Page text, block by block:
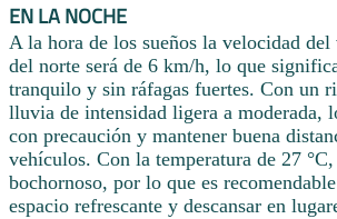
EN LA NOCHE
A la hora de los sueños la velocidad
del norte será de 6 km/h, lo que
tranquilo y sin ráfagas fuertes. Con un
lluvia de intensidad ligera a moderada,
con precaución y mantener buena
vehículos. Con la temperatura de 27
bochornoso, por lo que es
espacio refrescante y descansar en